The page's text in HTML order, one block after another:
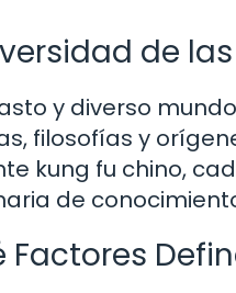
de
y diverso
filosofías y
kung fu chino,
de
Factores